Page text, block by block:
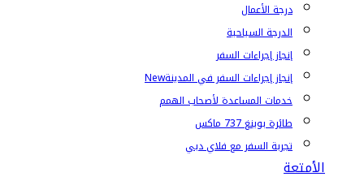
درجة الأعمال
الدرجة السياحية
إنجاز إجراءات السفر
إنجاز إجراءات السفر في المدينةNew
خدمات المساعدة لأصحاب الهمم
طائرة بوينغ 737 ماكس
تجربة السفر مع فلاي دبي
الأمتعة